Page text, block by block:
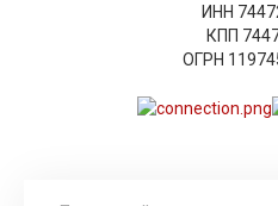
ИНН
КПП
ОГРН